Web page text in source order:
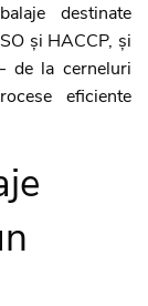
destinate
și HACCP, și
de la cerneluri
eficiente